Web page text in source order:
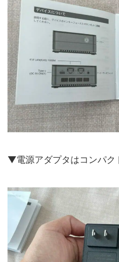
▼電源アダプタはコンパク